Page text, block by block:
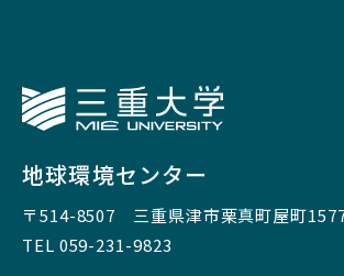
地球環境センター
〒514-8507 三重県津市栗真町屋町
TEL 059-231-9823